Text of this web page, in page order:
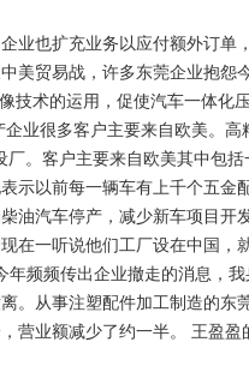
业也扩充业务以应付额外订
美贸易战，许多东莞企业抱
技术的运用，促使汽车一体
业很多客户主要来自欧美。
。客户主要来自欧美其中包
示以前每一辆车有上千个五
油汽车停产，减少新车项目
在一听说他们工厂设在中国，
年频频传出企业撤走的消息，
。从事注塑配件加工制造的
营业额减少了约一半。 王盈